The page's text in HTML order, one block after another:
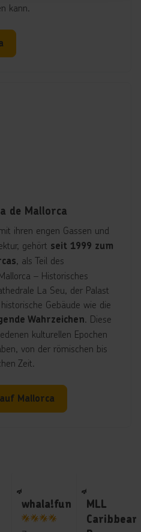
kann.
de Mallorca
ihren engen Gassen und
gehört seit 1999 zum
, als Teil des
– Historisches
La Seu, der Palast
Gebäude wie die
Wahrzeichen. Diese
kulturellen Epochen
von der römischen bis
Zeit.
Mallorca
Palma ∙ Playa de Palma
a.
3
0
Spanien ∙ Mallorca ∙
whala!fun
4
a.
0
MLL
Caribbean